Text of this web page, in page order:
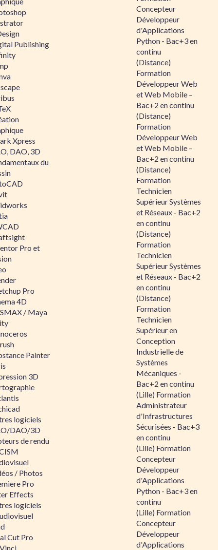
Publishing
Xpress
DAO, 3D
du
Pro et
Pro
4D
/ Maya
Painter
3D
logiciels
DAO/3D
de rendu
/ Photos
Pro
Effects
logiciels
Cut Pro
Concepteur
Développeur
d'Applications
Python - Bac+3 en
continu
(Distance)
Formation
Développeur Web
et Web Mobile –
Bac+2 en continu
(Distance)
Formation
Développeur Web
et Web Mobile –
Bac+2 en continu
(Distance)
Formation
Technicien
Supérieur Systèmes
et Réseaux - Bac+2
en continu
(Distance)
Formation
Technicien
Supérieur Systèmes
et Réseaux - Bac+2
en continu
(Distance)
Formation
Technicien
Supérieur en
Conception
Industrielle de
Systèmes
Mécaniques -
Bac+2 en continu
(Lille) Formation
Administrateur
d'Infrastructures
Sécurisées - Bac+3
en continu
(Lille) Formation
Concepteur
Développeur
d'Applications
Python - Bac+3 en
continu
(Lille) Formation
Concepteur
Développeur
d'Applications